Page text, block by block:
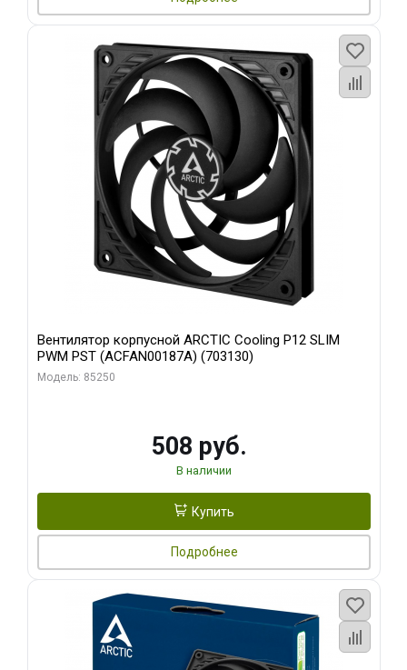
Вентилятор корпусной ARCTIC Cooling P12 SLIM
PWM PST (ACFAN00187A) (703130)
Модель: 85250
508 руб.
В наличии
Купить
Подробнее